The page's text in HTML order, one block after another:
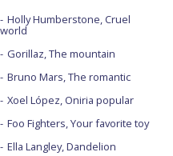
Holly Humberstone, Cruel
world
Gorillaz, The mountain
Bruno Mars, The romantic
Xoel López, Oniria popular
Foo Fighters, Your favorite toy
Ella Langley, Dandelion